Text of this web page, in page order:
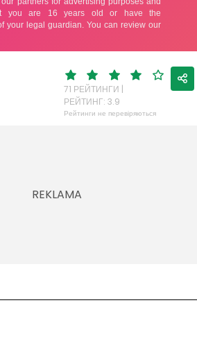
71 РЕЙТИНГИ |
РЕЙТИНГ: 3.9
Рейтинги не перевіряються